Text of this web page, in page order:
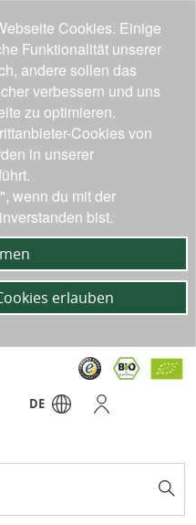
DE
Cookies. Einige
Funktionalität unserer
andere sollen das
verbessern und uns
zu optimieren.
Cookies von
in unserer
wenn du mit der
bist.
erlauben